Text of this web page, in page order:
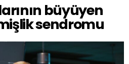
büyüyen
sendromu